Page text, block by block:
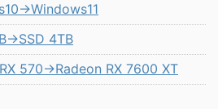
4TB
570→Radeon RX 7600 XT